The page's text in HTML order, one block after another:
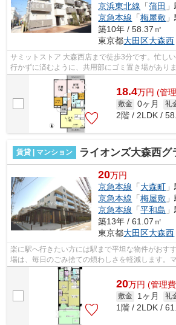
京浜東北線 「蒲田
京急本線 「梅屋敷
築10年 / 58.37㎡
東京都大田区大森西
サミットストア 大森西店まで徒歩3分です。忙し
行かずに済むように、共用部にゴミ置き場があり
ートです。場所が平坦なのは、ランニ...
18.4万円 (管
敷金 0ヶ月 礼
2階 / 2LDK /
賃貸 | マンション ライオンズ大森西グ
20万円
京急本線 「大森町
京急本線 「梅屋敷
京急本線 「平和島
築13年 / 61.07㎡
東京都大田区大森西
楽に駅へ行きたい方には駅まで平坦な物件がおす
場は、毎日のごみ捨ての煩わしさを軽減します。
つあり、よく電車を利用する方にピッタ...
20万円 (管理
敷金 1ヶ月 礼
1階 / 2LDK /